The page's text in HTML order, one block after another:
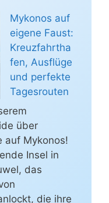
Mykonos auf
eigene Faust:
Kreuzfahrtha
fen, Ausflüge
und perfekte
Tagesrouten
über
auf Mykonos!
Insel in
das
die ihre